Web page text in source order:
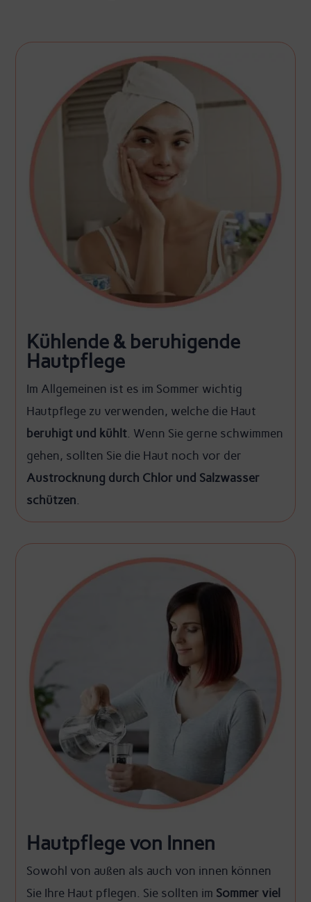
Kühlende & beruhigende
Hautpflege
Im Allgemeinen ist es im Sommer wichtig
Hautpflege zu verwenden, welche die Haut
beruhigt und kühlt. Wenn Sie gerne schwimmen
gehen, sollten Sie die Haut noch vor der
Austrocknung durch Chlor und Salzwasser
schützen.
Hautpflege von Innen
Sowohl von außen als auch von innen können
Sie Ihre Haut pflegen. Sie sollten im Sommer viel